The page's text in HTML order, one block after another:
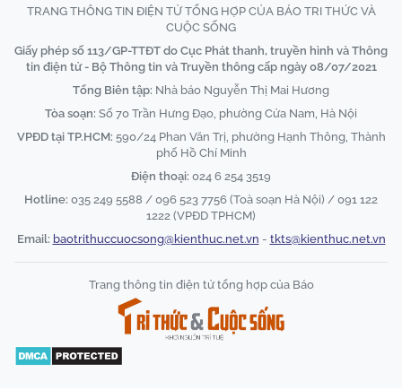
TRANG THÔNG TIN ĐIỆN TỬ TỔNG HỢP CỦA BÁO TRI THỨC VÀ
CUỘC SỐNG
Giấy phép số 113/GP-TTĐT do Cục Phát thanh, truyền hình và Thông
tin điện tử - Bộ Thông tin và Truyền thông cấp ngày 08/07/2021
Tổng Biên tập: Nhà báo Nguyễn Thị Mai Hương
Tòa soạn: Số 70 Trần Hưng Đạo, phường Cửa Nam, Hà Nội
VPĐD tại TP.HCM: 590/24 Phan Văn Trị, phường Hạnh Thông, Thành
phố Hồ Chí Minh
Điện thoại: 024 6 254 3519
Hotline: 035 249 5588 / 096 523 7756 (Toà soạn Hà Nội) / 091 122
1222 (VPĐD TPHCM)
Email: baotrithuccuocsong@kienthuc.net.vn - tkts@kienthuc.net.vn
Trang thông tin điện tử tổng hợp của Báo